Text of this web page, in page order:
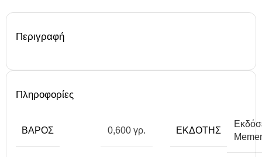
Περιγραφή
Πληροφορίες
ΒΆΡΟΣ 0,600 γρ. ΕΚΔΌΤΗΣ